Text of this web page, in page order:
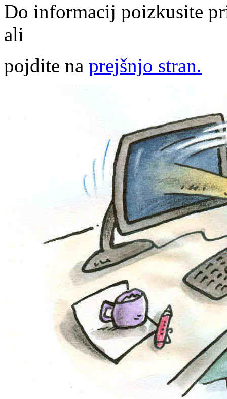
Do informacij poizkusite
ali
pojdite na prejšnjo stran.